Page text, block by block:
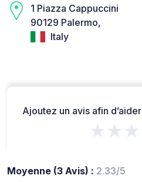
1 Piazza Cappuccini
90129 Palermo,
Italy
Ajoutez un avis afin
Moyenne (3 Avis) : 2.33/5